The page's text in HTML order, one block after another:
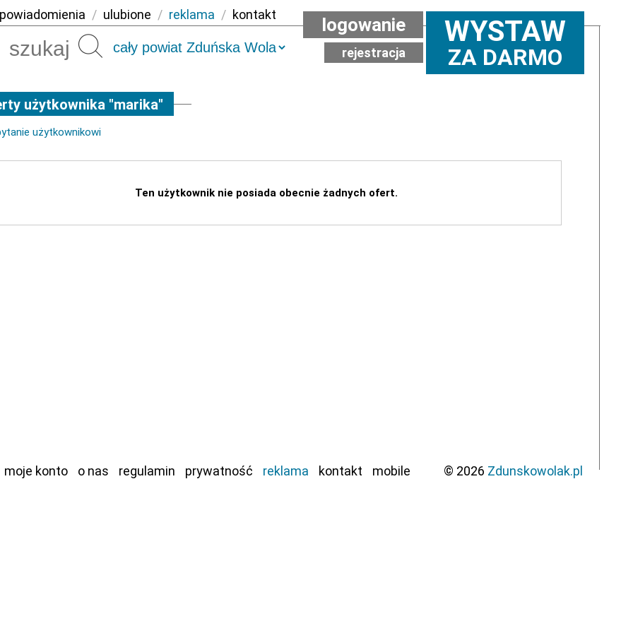
powiadomienia / ulubione / reklama / kontakt
Szukaj WYSTAW
ZA DARMO
logowanie
rejestracja
użytkownika "marika"
użytkownikowi
Ten użytkownik nie posiada obecnie żadnych ofert.
moje konto o nas regulamin prywatność reklama kontakt mobile © 2026 Zdunskowolak.pl